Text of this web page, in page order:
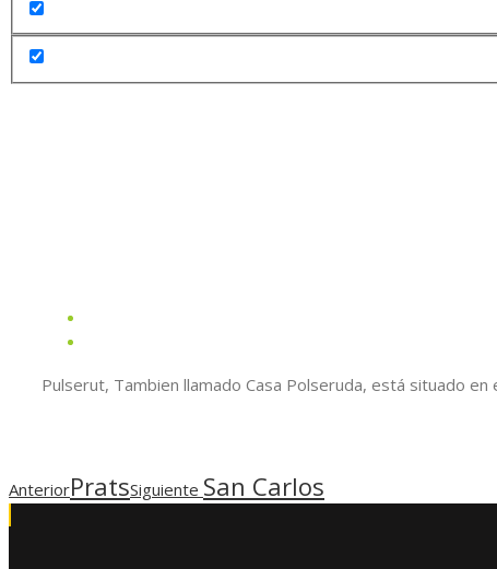
Pulserut, Tambien llamado Casa Polseruda, está situado en
AnteriorPratsSiguiente San Carlos